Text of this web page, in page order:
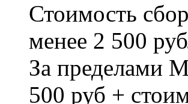
Стоимость
менее 2 500
За пределами
500 руб +